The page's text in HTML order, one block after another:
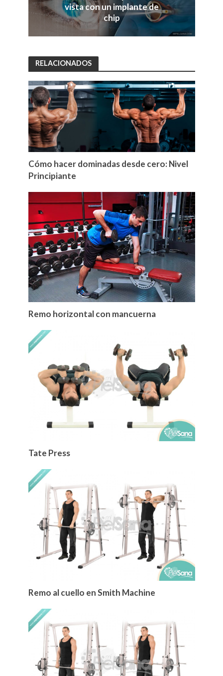
vista con un implante de
chip
RELACIONADOS
Cómo hacer dominadas desde cero: Nivel
Principiante
Remo horizontal con mancuerna
Tate Press
Remo al cuello en Smith Machine